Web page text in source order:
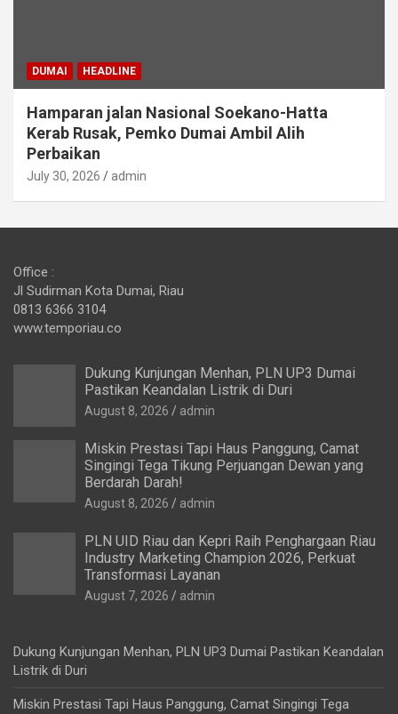
DUMAI HEADLINE
Hamparan jalan Nasional Soekano-Hatta
Kerab Rusak, Pemko Dumai Ambil Alih
Perbaikan
July 30, 2026 admin
Office :
Jl Sudirman Kota Dumai, Riau
0813 6366 3104
www.temporiau.co
Dukung Kunjungan Menhan, PLN UP3 Dumai
Pastikan Keandalan Listrik di Duri
August 8, 2026 admin
Miskin Prestasi Tapi Haus Panggung, Camat
Singingi Tega Tikung Perjuangan Dewan yang
Berdarah Darah!
August 8, 2026 admin
PLN UID Riau dan Kepri Raih Penghargaan Riau
Industry Marketing Champion 2026, Perkuat
Transformasi Layanan
August 7, 2026 admin
Dukung Kunjungan Menhan, PLN UP3 Dumai Pastikan Keandalan
Listrik di Duri
Miskin Prestasi Tapi Haus Panggung, Camat Singingi Tega